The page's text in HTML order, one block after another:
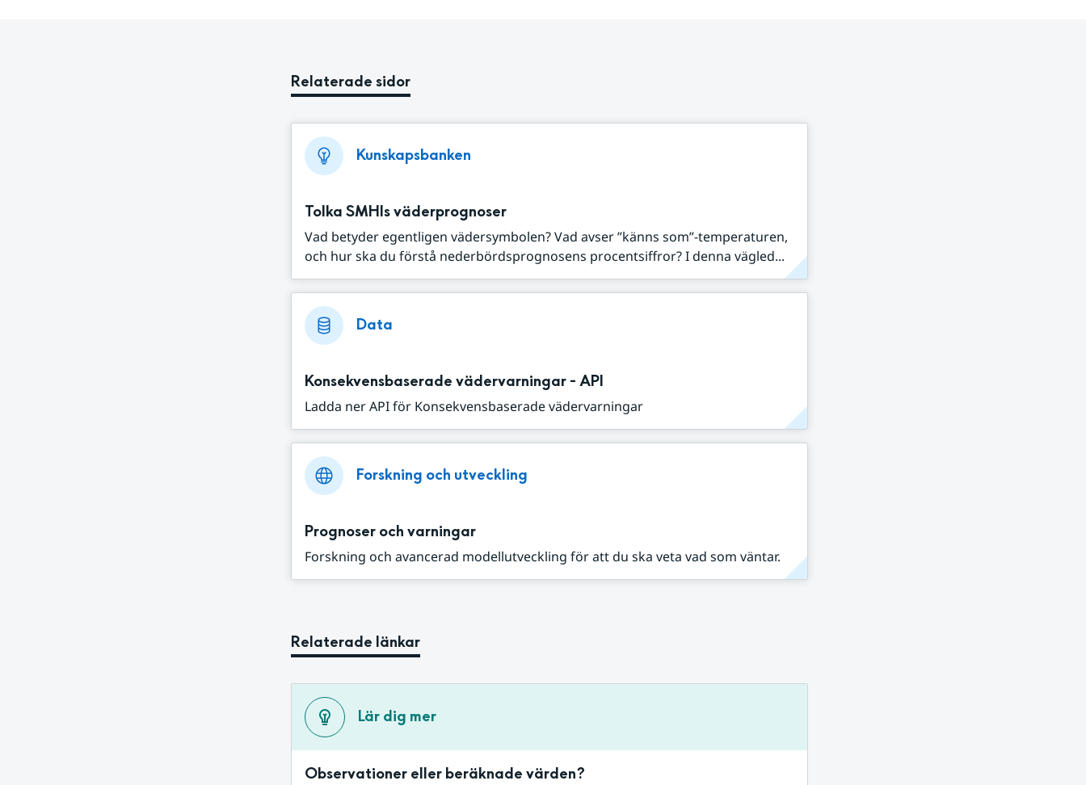
Relaterade sidor
Kunskapsbanken
Tolka SMHIs väderprognoser
Vad betyder egentligen vädersymbolen? Vad avser ”känns som”-temperaturen,
och hur ska du förstå nederbördsprognosens procentsiffror? I denna vägled...
Data
Konsekvensbaserade vädervarningar - API
Ladda ner API för Konsekvensbaserade vädervarningar
Forskning och utveckling
Prognoser och varningar
Forskning och avancerad modellutveckling för att du ska veta vad som väntar.
Relaterade länkar
Lär dig mer
Observationer eller beräknade värden?